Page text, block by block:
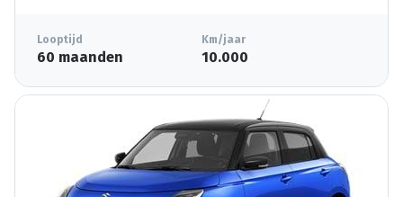
Looptijd
60 maanden
Km/jaar
10.000